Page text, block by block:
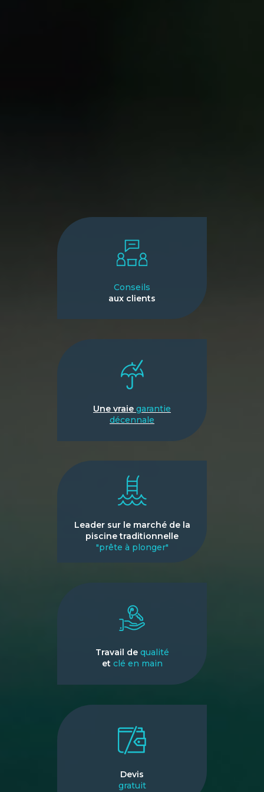
Conseils
aux clients
Une vraie garantie
décennale
Leader sur le marché de la
piscine traditionnelle
"prête à plonger"
Travail de qualité
et clé en main
Devis
gratuit